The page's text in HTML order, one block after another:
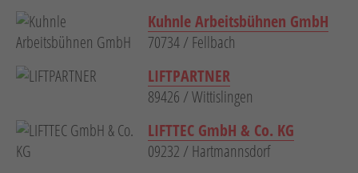
Kuhnle Arbeitsbühnen GmbH
70734 / Fellbach
LIFTPARTNER
89426 / Wittislingen
LIFTTEC GmbH & Co. KG
09232 / Hartmannsdorf